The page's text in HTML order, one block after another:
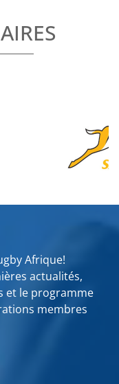
Afrique!
actualités,
et le programme
membres